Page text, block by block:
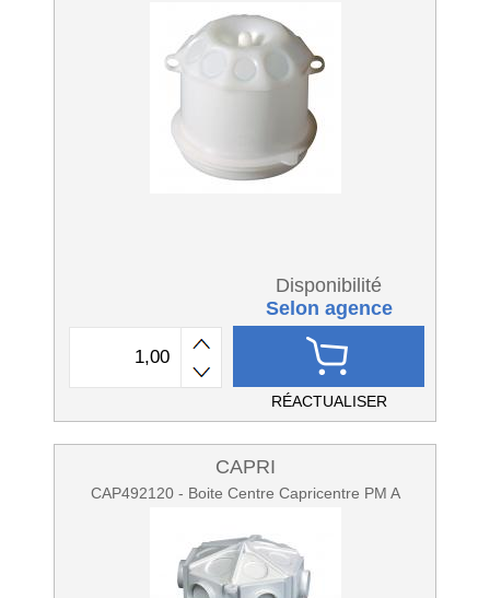
Disponibilité
Selon agence
RÉACTUALISER
CAPRI
CAP492120 - Boite Centre Capricentre PM A